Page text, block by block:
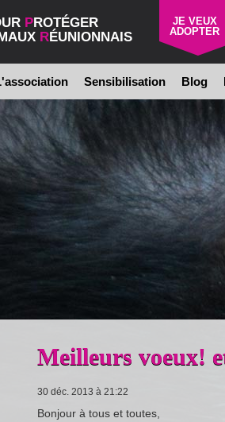
PROTÉGER
RÉUNIONNAIS
JE VEUX
ADOPTER
Sensibilisation Blog
Meilleurs voeux!
30 déc. 2013 à 21:22
Bonjour à tous et toutes,